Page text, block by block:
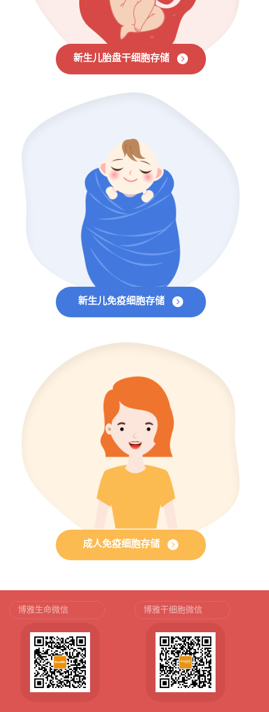
新生儿胎盘干细胞存储
新生儿免疫细胞存储
成人免疫细胞存储
博雅生命微信 博雅干细胞微信